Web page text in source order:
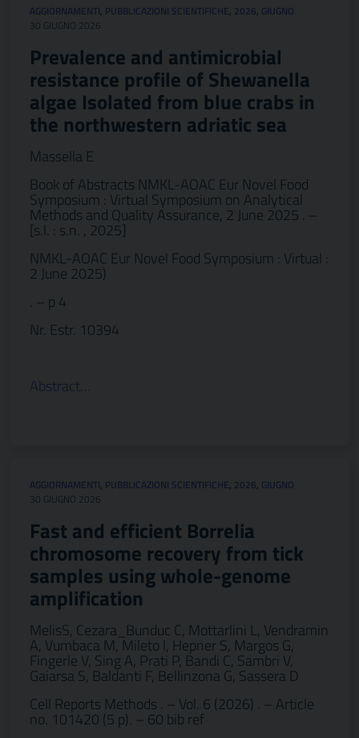
AGGIORNAMENTI, PUBBLICAZIONI SCIENTIFICHE, 2026, GIUGNO
30 GIUGNO 2026
Prevalence and antimicrobial
resistance profile of Shewanella
algae Isolated from blue crabs in
the northwestern adriatic sea
Massella E
Book of Abstracts NMKL-AOAC Eur Novel Food
Symposium : Virtual Symposium on Analytical
Methods and Quality Assurance, 2 June 2025 . –
[s.l. : s.n. , 2025]
NMKL-AOAC Eur Novel Food Symposium : Virtual :
2 June 2025)
. – p 4
Nr. Estr. 10394
Abstract…
AGGIORNAMENTI, PUBBLICAZIONI SCIENTIFICHE, 2026, GIUGNO
30 GIUGNO 2026
Fast and efficient Borrelia
chromosome recovery from tick
samples using whole-genome
amplification
MelisS, Cezara_Bunduc C, Mottarlini L, Vendramin
A, Vumbaca M, Mileto I, Hepner S, Margos G,
Fingerle V, Sing A, Prati P, Bandi C, Sambri V,
Gaiarsa S, Baldanti F, Bellinzona G, Sassera D
Cell Reports Methods . – Vol. 6 (2026) . – Article
no. 101420 (5 p). – 60 bib ref